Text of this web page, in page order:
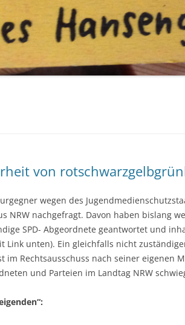
von
wegen des
NRW nachgefragt. Davon haben bislang
SPD- Abgeordnete geantwortet und
Link unten). Ein gleichfalls nicht
im Rechtsausschuss nach seiner eigenen
und Parteien im Landtag NRW